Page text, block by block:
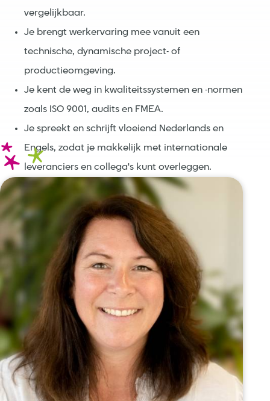
vergelijkbaar.
Je brengt werkervaring mee vanuit een
technische, dynamische project- of
productieomgeving.
Je kent de weg in kwaliteitssystemen en -normen
zoals ISO 9001, audits en FMEA.
Je spreekt en schrijft vloeiend Nederlands en
Engels, zodat je makkelijk met internationale
leveranciers en collega's kunt overleggen.